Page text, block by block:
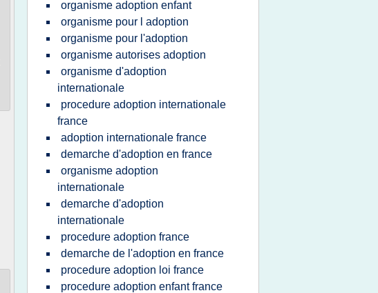
organisme adoption enfant
organisme pour l adoption
organisme pour l'adoption
organisme autorises adoption
organisme d'adoption
internationale
procedure adoption internationale
france
adoption internationale france
demarche d'adoption en france
organisme adoption
internationale
demarche d'adoption
internationale
procedure adoption france
demarche de l'adoption en france
procedure adoption loi france
procedure adoption enfant france